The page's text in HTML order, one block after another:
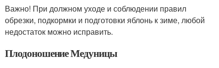
Важно! При должном уходе и соблюдении правил
обрезки, подкормки и подготовки яблонь к зиме, любой
недостаток можно исправить.
Плодоношение Медуницы